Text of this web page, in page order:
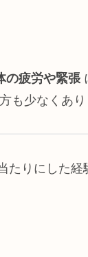
の疲労や緊張
も少なくあり
りにした経